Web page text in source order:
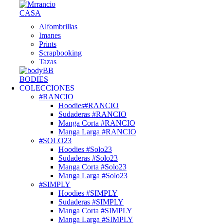
CASA
Alfombrillas
Imanes
Prints
Scrapbooking
Tazas
BODIES
COLECCIONES
#RANCIO
Hoodies#RANCIO
Sudaderas #RANCIO
Manga Corta #RANCIO
Manga Larga #RANCIO
#SOLO23
Hoodies #Solo23
Sudaderas #Solo23
Manga Corta #Solo23
Manga Larga #Solo23
#SIMPLY
Hoodies #SIMPLY
Sudaderas #SIMPLY
Manga Corta #SIMPLY
Manga Larga #SIMPLY